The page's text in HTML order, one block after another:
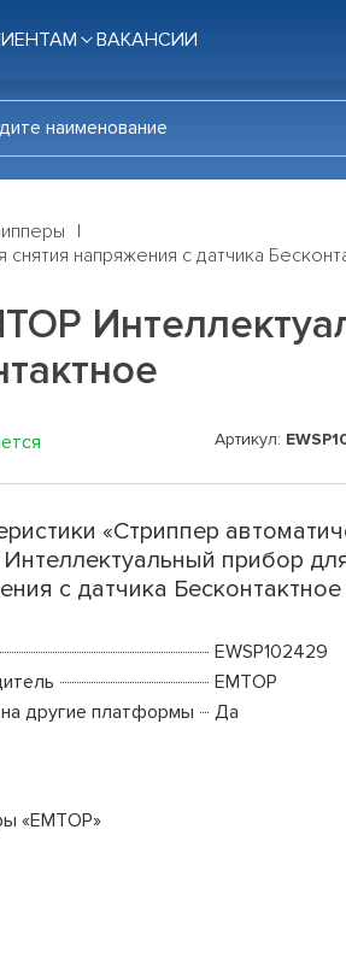
ВАКАНСИИ
напряжения с датчика
Артикул:
«Стриппер
Интеллектуальный прибор
с датчика Бесконтактное
EWSP102429
EMTOP
другие платформы
Да
«EMTOP»